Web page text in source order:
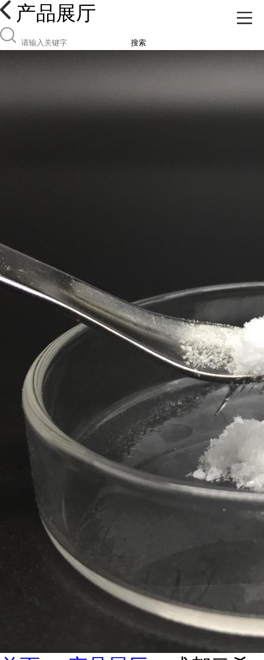
产品展厅
搜索